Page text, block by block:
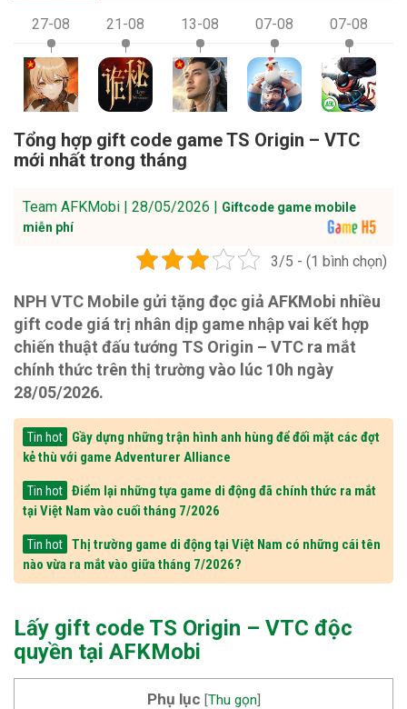
27-08 21-08 13-08 07-08 07-08
Tổng hợp gift code game TS Origin – VTC
mới nhất trong tháng
Team AFKMobi | 28/05/2026 | Giftcode game mobile
miễn phí
3/5 - (1 bình chọn)
NPH VTC Mobile gửi tặng đọc giả AFKMobi nhiều
gift code giá trị nhân dịp game nhập vai kết hợp
chiến thuật đấu tướng TS Origin – VTC ra mắt
chính thức trên thị trường vào lúc 10h ngày
28/05/2026.
Tin hot
Gầy dựng những trận hình anh hùng để đối mặt các đợt
kẻ thù với game Adventurer Alliance
Tin hot
Điểm lại những tựa game di động đã chính thức ra mắt
tại Việt Nam vào cuối tháng 7/2026
Tin hot
Thị trường game di động tại Việt Nam có những cái tên
nào vừa ra mắt vào giữa tháng 7/2026?
Lấy gift code TS Origin – VTC độc
quyền tại AFKMobi
Phụ lục [Thu gọn]